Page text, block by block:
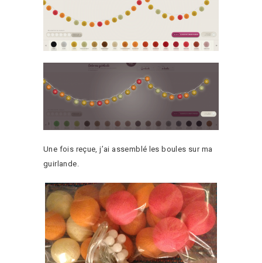
Une fois reçue, j’ai assemblé les boules sur ma
guirlande.